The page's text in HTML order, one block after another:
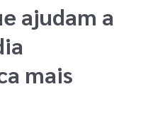
ajudam a
mais